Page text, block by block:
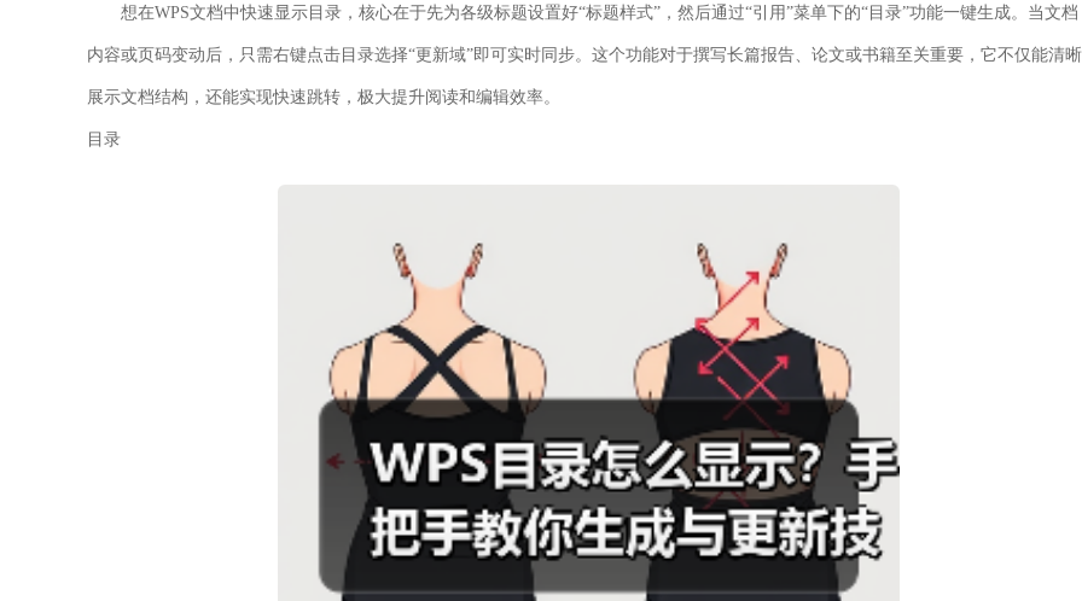
想在WPS文档中快速显示目录，核心在于先为各级标题设置好“标题样式”，然后通过“引用”菜单下的“目录”功能一键生成。当文档
内容或页码变动后，只需右键点击目录选择“更新域”即可实时同步。这个功能对于撰写长篇报告、论文或书籍至关重要，它不仅能清晰
展示文档结构，还能实现快速跳转，极大提升阅读和编辑效率。
目录